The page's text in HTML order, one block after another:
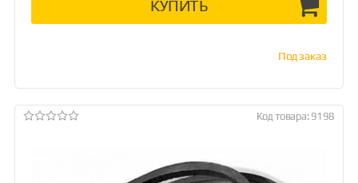
КУПИТЬ
Под заказ
Код товара: 9198